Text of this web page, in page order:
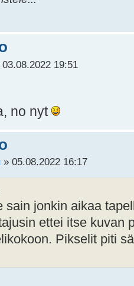
03.08.2022 19:51
no nyt
» 05.08.2022 16:17
sain jonkin aikaa
ettei itse kuvan
Pikselit piti